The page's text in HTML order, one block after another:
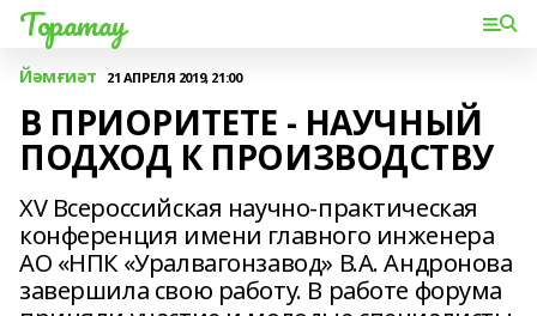
Торатау
Йәмғиәт 21 АПРЕЛЯ 2019, 21:00
В ПРИОРИТЕТЕ - НАУЧНЫЙ
ПОДХОД К ПРОИЗВОДСТВУ
XV Всероссийская научно-практическая
конференция имени главного инженера
АО «НПК «Уралвагонзавод» В.А. Андронова
завершила свою работу. В работе форума